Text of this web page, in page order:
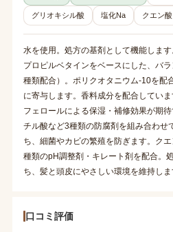
グリオキシル酸 塩化Na クエン酸
水を使用。処方の基剤として機能しま
プロピルベタインをベースにした、バ
種類配合）。ポリクオタニウム-10を配
に寄与します。香料成分を配合してい
フェロールによる保湿・補修効果が期
チル酸など3種類の防腐剤を組み合わせ
ち、細菌やカビの繁殖を防ぎます。ク
種類のpH調整剤・キレート剤を配合。
ち、髪と頭皮にやさしい環境を維持しま
口コミ評価